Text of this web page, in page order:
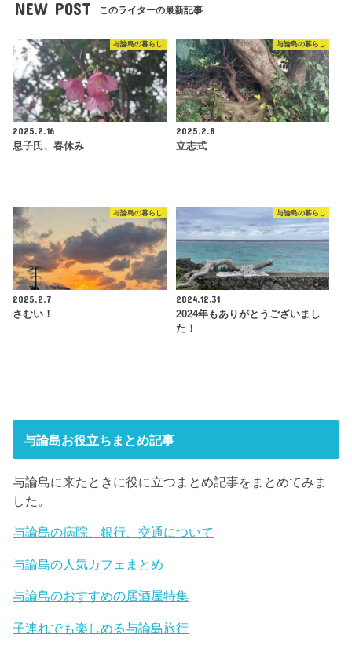
NEW POST このライターの最新記事
与論島の暮らし
2025.2.16
息子氏、春休み
与論島の暮らし
2025.2.8
立志式
与論島の暮らし
2025.2.7
さむい！
与論島の暮らし
2024.12.31
2024年もありがとうございまし
た！
与論島お役立ちまとめ記事
与論島に来たときに役に立つまとめ記事をまとめてみま
した。
与論島の病院、銀行、交通について
与論島の人気カフェまとめ
与論島のおすすめの居酒屋特集
子連れでも楽しめる与論島旅行